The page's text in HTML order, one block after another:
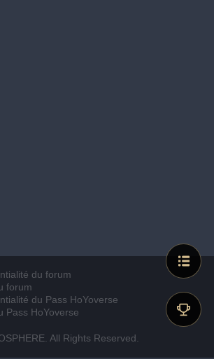
du forum
forum
du Pass HoYoverse
Pass HoYoverse
All Rights Reserved.